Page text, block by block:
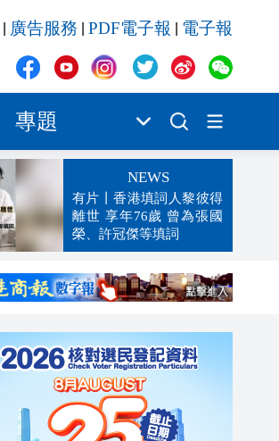
廣告服務 PDF電子報 電子報
專題
NEWS
有片丨香港填詞人黎彼得
離世 享年76歲 曾為張國
榮、許冠傑等填詞